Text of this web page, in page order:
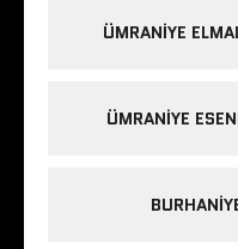
ÜMRANIYE
ÜMRANIYE